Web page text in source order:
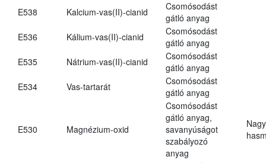
E538 Kalcium-vas(II)-cianid
Csomósodást
gátló anyag
E536
Kálium-vas(II)-cianid
Csomósodást
gátló anyag
E535
Nátrium-vas(II)-cianid
Csomósodást
gátló anyag
E534
Vas-tartarát
Csomósodást
gátló anyag
E530 Magnézium-oxid
Csomósodást
gátló anyag,
savanyúságot
szabályozó
anyag